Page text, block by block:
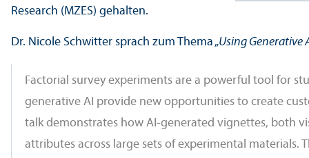
Research (MZES) gehalten.
Dr. Nicole Schwitter sprach zum Thema „Using Generative
Factorial survey experiments are a powerful tool for
generative AI provide new opportunities to create
talk demonstrates how AI-generated vignettes, both
attributes across large sets of experimental